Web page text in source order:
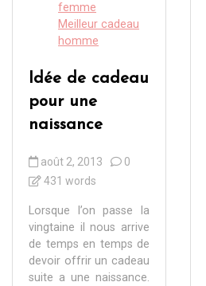
femme
Meilleur cadeau
homme
Idée de cadeau
pour une
naissance
août 2, 2013
0
431 words
Lorsque l’on passe la
vingtaine il nous arrive
de temps en temps de
devoir offrir un cadeau
suite a une naissance.